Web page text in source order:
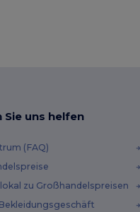
Sie uns helfen
(FAQ)
zu Großhandelspreisen